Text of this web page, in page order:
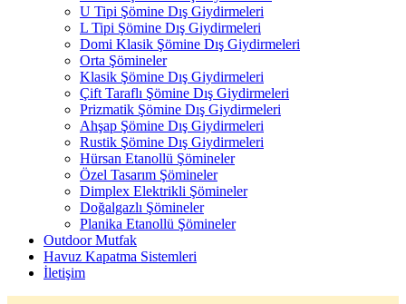
U Tipi Şömine Dış Giydirmeleri
L Tipi Şömine Dış Giydirmeleri
Domi Klasik Şömine Dış Giydirmeleri
Orta Şömineler
Klasik Şömine Dış Giydirmeleri
Çift Taraflı Şömine Dış Giydirmeleri
Prizmatik Şömine Dış Giydirmeleri
Ahşap Şömine Dış Giydirmeleri
Rustik Şömine Dış Giydirmeleri
Hürsan Etanollü Şömineler
Özel Tasarım Şömineler
Dimplex Elektrikli Şömineler
Doğalgazlı Şömineler
Planika Etanollü Şömineler
Outdoor Mutfak
Havuz Kapatma Sistemleri
İletişim